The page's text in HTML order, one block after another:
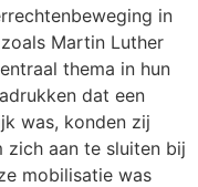
in
Martin Luther
thema in hun
dat een
was, konden zij
zich aan te sluiten bij
mobilisatie was